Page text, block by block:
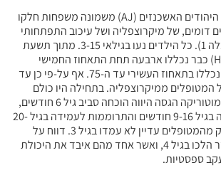
מטופלים: המטופלים היהודים האשכנזים (AJ) משמונה משפחות חלקו
דומים, של מיקרוצפליה ושל עיכוב התפתחותי
מובהק (תרשים 1 וטבלה 1). כל הילדים נעו בגילאי 3-15. מתוך תשעת
מדדי היקף הראש (HC) כבר נכללו ארבעה תחת התאחוז החמישי
בלידה, בעוד חמישה נכללו בתאחוז העשירי עד ה-75. אף על-פי כן עד
כל המטופלים ממיקרוצפליה. בתחילה היו כולם
היפוטוניים והעיכוב במוטוריקה הגסה היווה הוכחה סביב גיל 6 חודשים,
ישיבה עצמאית הושגה בגיל 9-16 חודשים והתרוממות לעמידה בגיל 20-
27 חודשים, אולם חלק מהמטופלים עדיין לא עמדו בגיל 3. דווח על
שלושה מטופלים, אשר הלכו בגיל 4, ואשר אחד מהם איבד את היכולת
ספסטיות.